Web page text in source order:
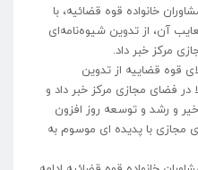
خانواده قوه قضائیه، با
آن، از تدوین شیوه‌نامه‌ای
مرکز خبر داد.
قوه قضاییه از تدوین
در فضای مجازی مرکز خبر داد و
و رشد و توسعه روز افزون
مجازی با پدیده ای موسوم به